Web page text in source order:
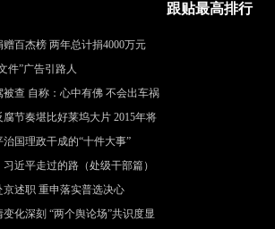
跟贴最高排行
百杰榜 两年总计捐4000万元
件”广告引路人
被查 自称：心中有佛 不会出车祸
腐节奏堪比好莱坞大片 2015年将
治国理政干成的“十件大事”
习近平走过的路（处级干部篇）
京述职 重申落实普选决心
变化深刻 “两个舆论场”共识度显